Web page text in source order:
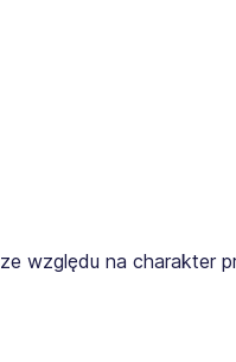
względu na charakter